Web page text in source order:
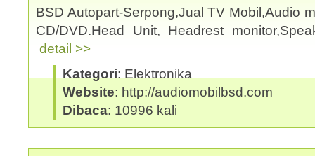
BSD Autopart-Serpong,Jual TV Mobil,Audio
CD/DVD.Head Unit, Headrest
detail >>
Kategori: Elektronika
Website: http://audiomobilbsd.com
Dibaca: 10996 kali